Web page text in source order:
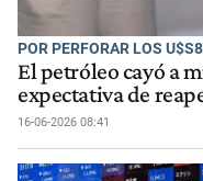
POR PERFORAR LOS
El petróleo cayó a
expectativa de
16-06-2026 08:41